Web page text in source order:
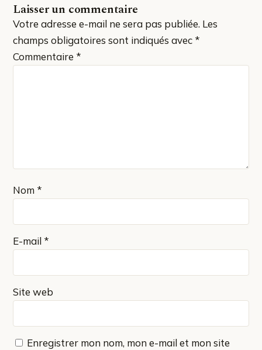
Laisser un commentaire
Votre adresse e-mail ne sera pas publiée. Les
champs obligatoires sont indiqués avec *
Commentaire *
Nom *
E-mail *
Site web
Enregistrer mon nom, mon e-mail et mon site